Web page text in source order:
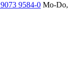
9584-0 Mo-Do,